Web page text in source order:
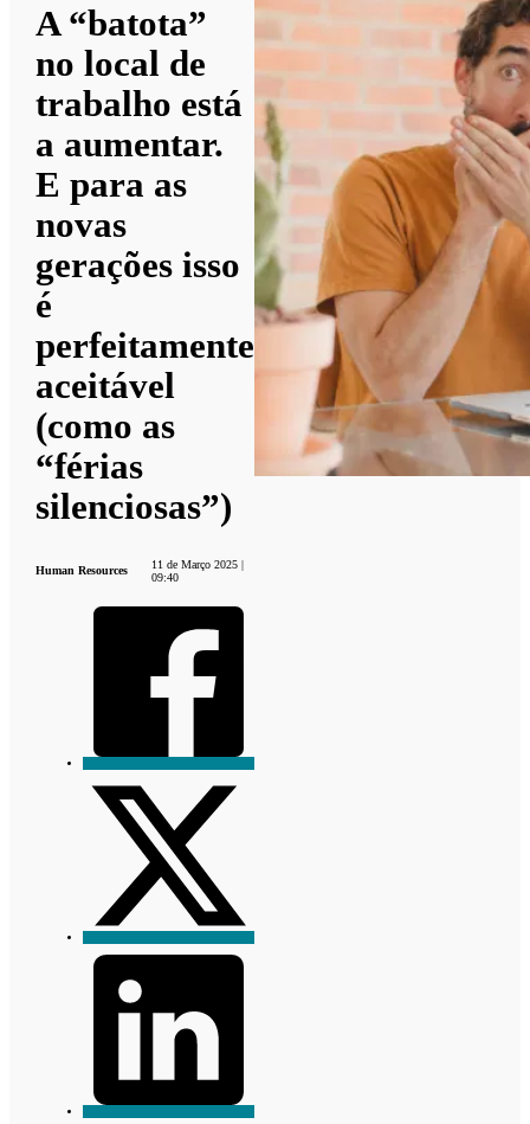
A “batota”
no local de
trabalho está
a aumentar.
E para as
novas
gerações isso
é
perfeitamente
aceitável
(como as
“férias
silenciosas”)
Human Resources
11 de Março 2025 |
09:40